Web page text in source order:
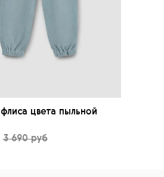
цвета пыльной
3 690 руб